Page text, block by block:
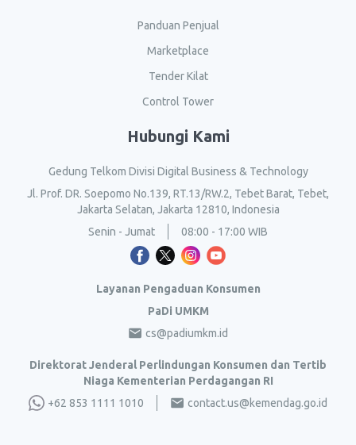
Panduan Penjual
Marketplace
Tender Kilat
Control Tower
Hubungi Kami
Gedung Telkom Divisi Digital Business & Technology
Jl. Prof. DR. Soepomo No.139, RT.13/RW.2, Tebet Barat, Tebet,
Jakarta Selatan, Jakarta 12810, Indonesia
Senin - Jumat
08:00 - 17:00 WIB
Layanan Pengaduan Konsumen
PaDi UMKM
cs@padiumkm.id
Direktorat Jenderal Perlindungan Konsumen dan Tertib
Niaga Kementerian Perdagangan RI
+62 853 1111 1010
contact.us@kemendag.go.id